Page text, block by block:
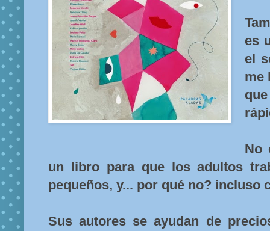
es
el
me
No
un libro para que los adultos
pequeños, y... por qué no? incluso
Sus autores se ayudan de